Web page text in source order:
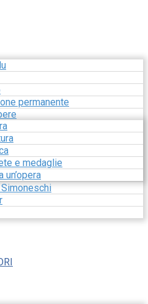
permanente
e medaglie
un’opera